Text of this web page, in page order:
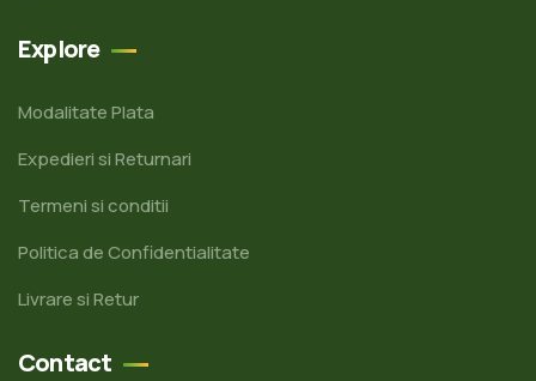
Explore
Modalitate Plata
Expedieri si Returnari
Termeni si conditii
Politica de Confidentialitate
Livrare si Retur
Contact